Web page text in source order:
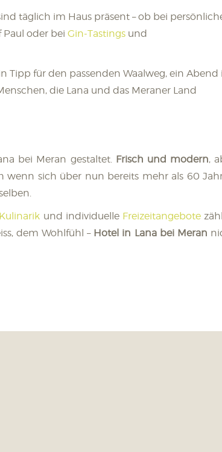
täglich im Haus präsent – ob bei
oder bei Gin-Tastings und
Tipp für den passenden Waalweg, ein Abend
die Lana und das Meraner Land
bei Meran gestaltet. Frisch und modern,
wenn sich über nun bereits mehr als 60
Kulinarik und individuelle Freizeitangebote
dem Wohlfühl – Hotel in Lana bei Meran